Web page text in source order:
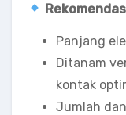
Panjang
Ditanam
kontak
Jumlah